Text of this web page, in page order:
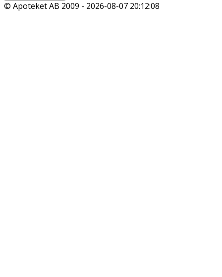
© Apoteket AB 2009 - 2026-08-07 20:12:08